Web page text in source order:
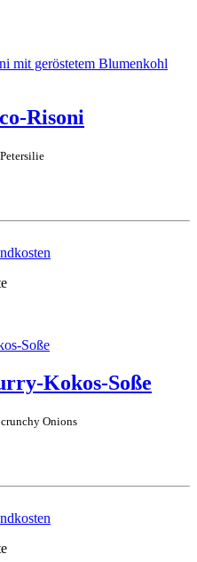
Risoni
Kokos-Soße
Onions